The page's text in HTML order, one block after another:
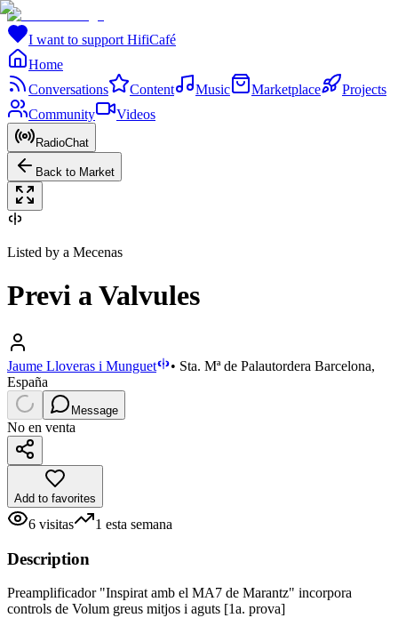
I want to support HifiCafé
Home
Conversations
Content Music Marketplace
Projects
Community
Videos
RadioChat
Back to Market
Listed by a Mecenas
Previ a Valvules
Jaume Lloveras i Munguet • Sta. Mª de Palautordera Barcelona,
España
Message
No en venta
Add to favorites
6 visitas 1 esta semana
Description
Preamplificador "Inspirat amb el MA7 de Marantz" incorpora
controls de Volum greus mitjos i aguts [1a. prova]